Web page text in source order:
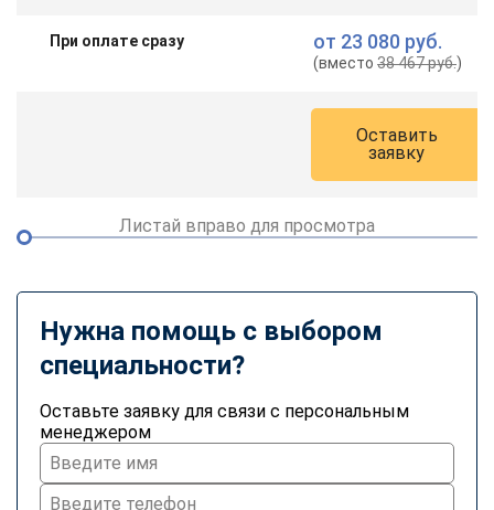
При оплате сразу от 23 080 руб.
(вместо38 467 руб.)
Оставить
заявку
Листай вправо для просмотра
Нужна помощь с выбором
специальности?
Оставьте заявку для связи с персональным
менеджером